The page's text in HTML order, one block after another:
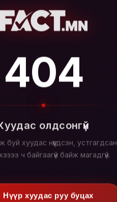
404
олдсонгүй
буй хуудас нүүгдсэн, устгагдсан,
ч байгаагүй байж магадгүй.
Нүүр хуудас руу буцах